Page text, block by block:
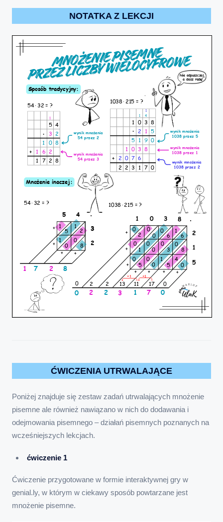
NOTATKA Z LEKCJI
ĆWICZENIA UTRWALAJĄCE
Poniżej znajduje się zestaw zadań utrwalających mnożenie
pisemne ale również nawiązano w nich do dodawania i
odejmowania pisemnego – działań pisemnych poznanych na
wcześniejszych lekcjach.
ćwiczenie 1
Ćwiczenie przygotowane w formie interaktywnej gry w
genial.ly, w którym w ciekawy sposób powtarzane jest
mnożenie pisemne.